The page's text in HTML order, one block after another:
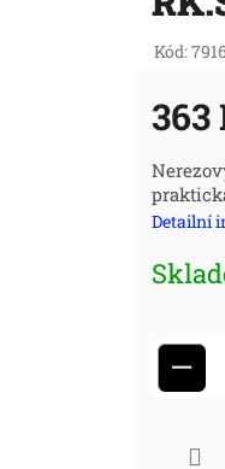
Kód:
363
Detailní
−